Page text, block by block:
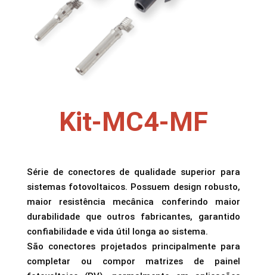
Kit-MC4-MF
Série de conectores de qualidade superior para
sistemas fotovoltaicos. Possuem design robusto,
maior resistência mecânica conferindo maior
durabilidade que outros fabricantes, garantido
confiabilidade e vida útil longa ao sistema.
São conectores projetados principalmente para
completar ou compor matrizes de painel